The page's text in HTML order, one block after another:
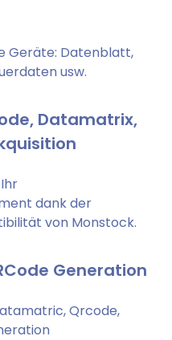
Geräte: Datenblatt,
usw.
Datamatrix,
dank der
von Monstock.
Generation
Qrcode,